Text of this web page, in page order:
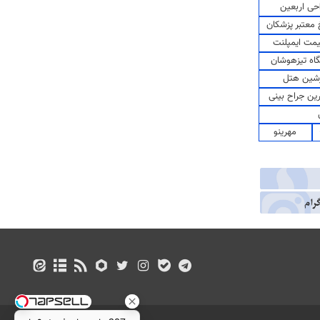
اربعین
پزشکان
ایمپلنت
تیزهوشان
هتل
جراح بینی
مهرینو